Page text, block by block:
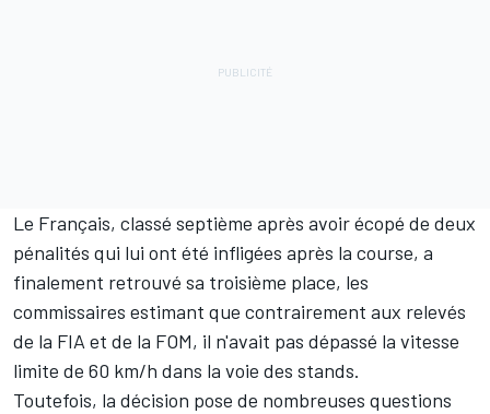
Le Français, classé septième après avoir écopé de deux
pénalités qui lui ont été infligées après la course, a
finalement retrouvé sa troisième place, les
commissaires estimant que contrairement aux relevés
de la FIA et de la FOM, il n'avait pas dépassé la vitesse
limite de 60 km/h dans la voie des stands.
Toutefois, la décision pose de nombreuses questions